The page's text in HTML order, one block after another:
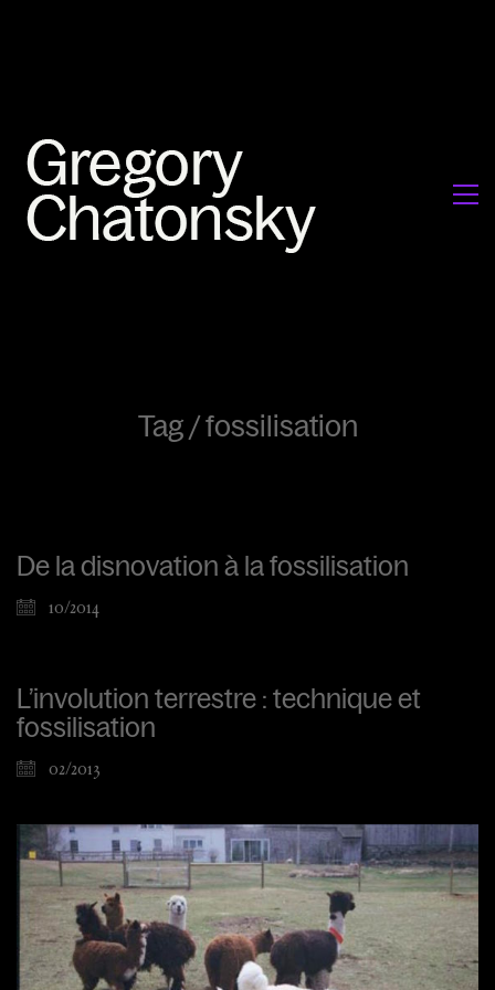
Tag /fossilisation
De la disnovation à la fossilisation
10/2014
L’involution terrestre : technique et
fossilisation
02/2013